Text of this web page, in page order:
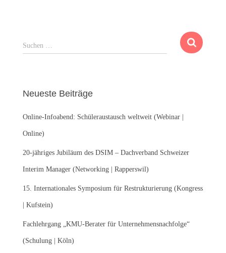
S
u
n
a
c
:
Suchen …
Neueste Beiträge
Online-Infoabend: Schüleraustausch weltweit (Webinar |
Online)
20-jähriges Jubiläum des DSIM – Dachverband Schweizer
Interim Manager (Networking | Rapperswil)
15. Internationales Symposium für Restrukturierung (Kongress
| Kufstein)
Fachlehrgang „KMU-Berater für Unternehmensnachfolge“
(Schulung | Köln)